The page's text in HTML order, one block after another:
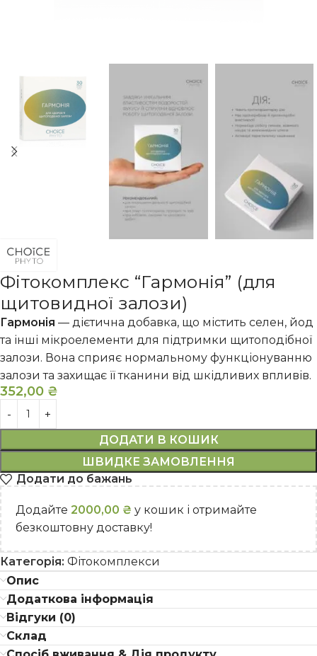
Фітокомплекс “Гармонія” (для
щитовидної залози)
Гармонія — дієтична добавка, що містить селен, йод
та інші мікроелементи для підтримки щитоподібної
залози. Вона сприяє нормальному функціонуванню
залози та захищає її тканини від шкідливих впливів.
352,00 ₴
ДОДАТИ В КОШИК
ШВИДКЕ ЗАМОВЛЕННЯ
Додати до бажань
Додайте 2000,00 ₴ у кошик і отримайте
безкоштовну доставку!
Категорія: Фітокомплекси
Опис
Додаткова інформація
Відгуки (0)
Склад